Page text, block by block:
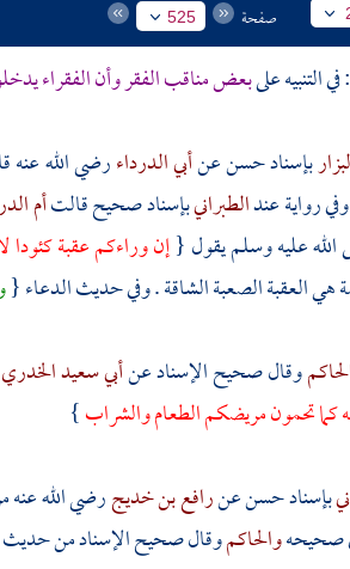
صفحة 525
التنبيه علىبعض مناقب الفقر وأن الفقراء
بإسناد حسن عنأبي الدرداءرضي الله عنه
رواية عندالطبرانيبإسناد صحيح قالتأم
الله عليه وسلم يقول {إن وراءكم عقبة كئودا
العقبة الصعبة الشاقة . وفي حديث الدعاء {
وقال صحيح الإسناد عنأبي سعيد الخدري
كما تحمون مريضكم الطعام والشراب}
بإسناد حسن عنرافع بن خديجرضي الله
صحيحهوالحاكموقال صحيح الإسناد من حديث